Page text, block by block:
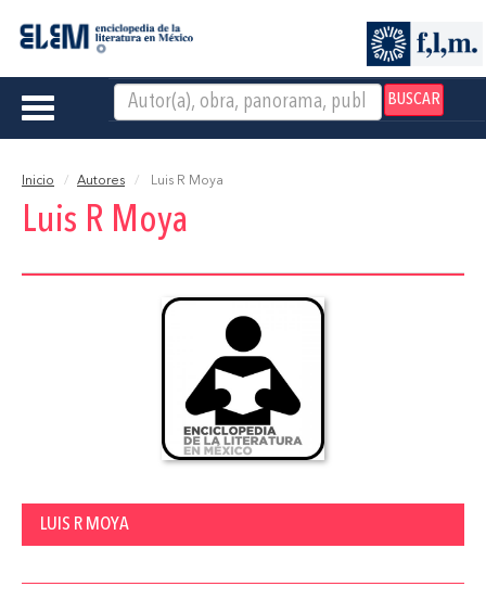
BUSCAR
Toggle
Inicio Autores Luis R Moya
Luis R Moya
LUIS R MOYA